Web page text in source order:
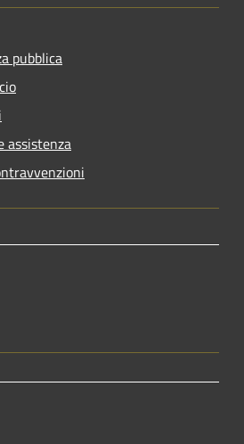
pubblica
assistenza